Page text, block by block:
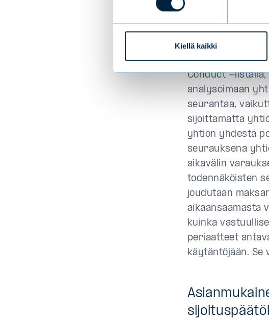
Kiellä kaikki
Conduct -listalla,
analysoimaan
seurantaa,
sijoittamatta
yhtiön yhdestä
seurauksena
aikavälin
todennäköisten
joudutaan
aikaansaamasta
kuinka
periaatteet
käytäntöjään. Se